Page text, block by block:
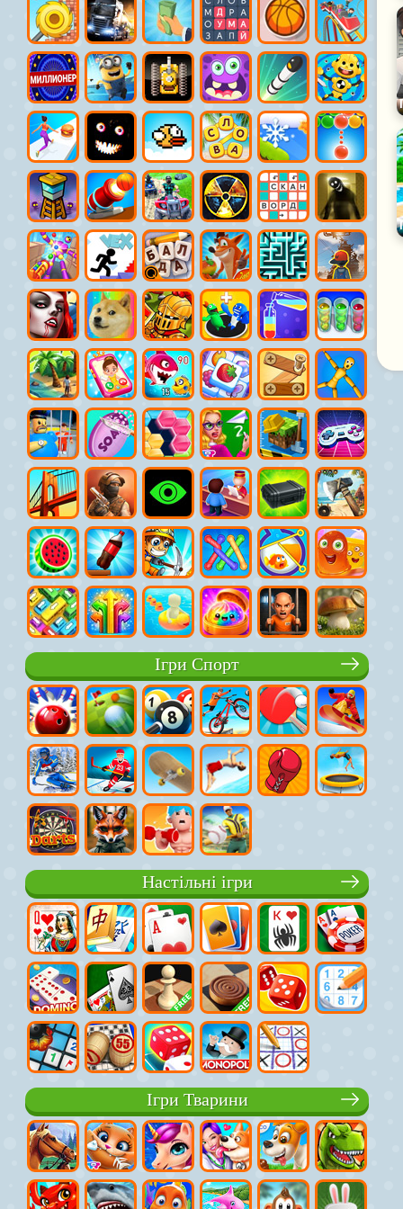
Ігри Спорт
Настільні ігри
Ігри Тварини